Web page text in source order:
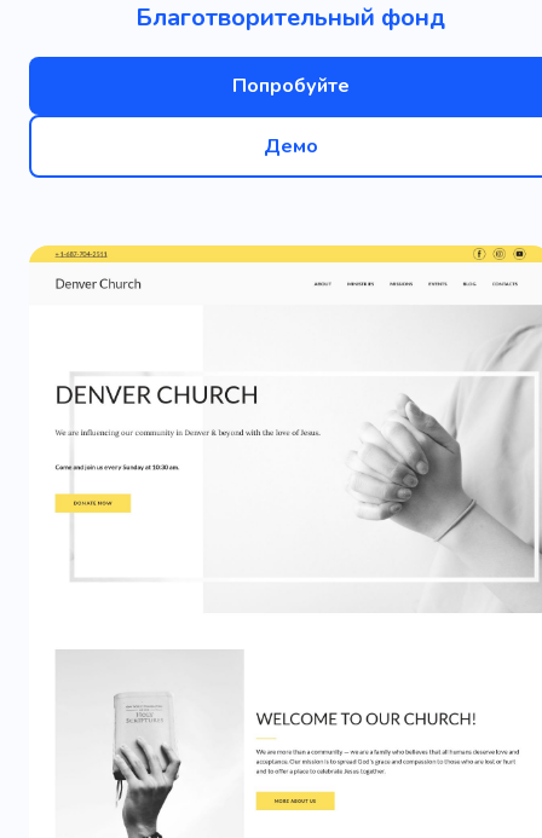
Благотворительный фонд
Попробуйте
Демо